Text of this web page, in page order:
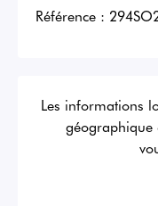
Référence :
Les informations
géographique